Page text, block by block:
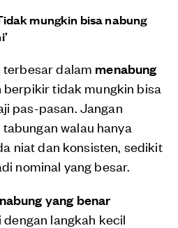
mungkin bisa nabung
terbesar dalam menabung
tidak mungkin bisa
pas-pasan. Jangan
walau hanya
niat dan konsisten, sedikit
nominal yang besar.
yang benar
langkah kecil